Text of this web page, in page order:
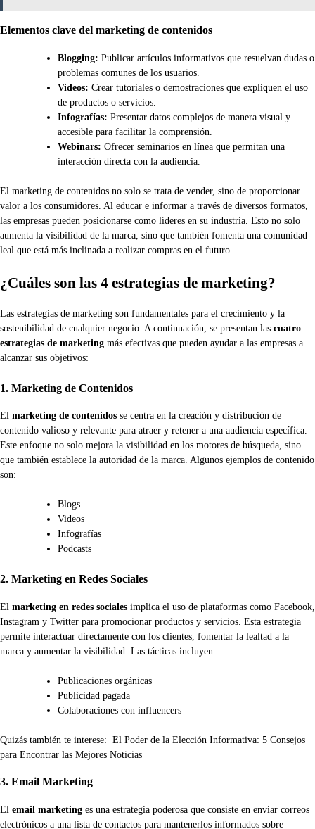
Elementos clave del marketing de contenidos
Blogging: Publicar artículos informativos que resuelvan dudas o
problemas comunes de los usuarios.
Videos: Crear tutoriales o demostraciones que expliquen el uso
de productos o servicios.
Infografías: Presentar datos complejos de manera visual y
accesible para facilitar la comprensión.
Webinars: Ofrecer seminarios en línea que permitan una
interacción directa con la audiencia.
El marketing de contenidos no solo se trata de vender, sino de proporcionar
valor a los consumidores. Al educar e informar a través de diversos formatos,
las empresas pueden posicionarse como líderes en su industria. Esto no solo
aumenta la visibilidad de la marca, sino que también fomenta una comunidad
leal que está más inclinada a realizar compras en el futuro.
¿Cuáles son las 4 estrategias de marketing?
Las estrategias de marketing son fundamentales para el crecimiento y la
sostenibilidad de cualquier negocio. A continuación, se presentan las cuatro
estrategias de marketing más efectivas que pueden ayudar a las empresas a
alcanzar sus objetivos:
1. Marketing de Contenidos
El marketing de contenidos se centra en la creación y distribución de
contenido valioso y relevante para atraer y retener a una audiencia específica.
Este enfoque no solo mejora la visibilidad en los motores de búsqueda, sino
que también establece la autoridad de la marca. Algunos ejemplos de contenido
son:
Blogs
Videos
Infografías
Podcasts
2. Marketing en Redes Sociales
El marketing en redes sociales implica el uso de plataformas como Facebook,
Instagram y Twitter para promocionar productos y servicios. Esta estrategia
permite interactuar directamente con los clientes, fomentar la lealtad a la
marca y aumentar la visibilidad. Las tácticas incluyen:
Publicaciones orgánicas
Publicidad pagada
Colaboraciones con influencers
Quizás también te interese: El Poder de la Elección Informativa: 5 Consejos
para Encontrar las Mejores Noticias
3. Email Marketing
El email marketing es una estrategia poderosa que consiste en enviar correos
electrónicos a una lista de contactos para mantenerlos informados sobre